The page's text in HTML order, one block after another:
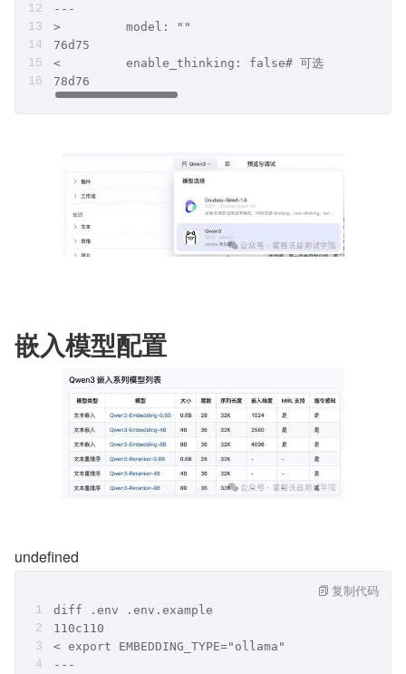
---
>         model: ""
76d75
<         enable_thinking: false# 可选
78d76
嵌入模型配置
undefined
diff .env .env.example
110c110
< export EMBEDDING_TYPE="ollama"
---
复制代码